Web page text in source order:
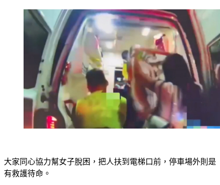
大家同心協力幫女子脫困，把人扶到電梯口前，停車場外則是